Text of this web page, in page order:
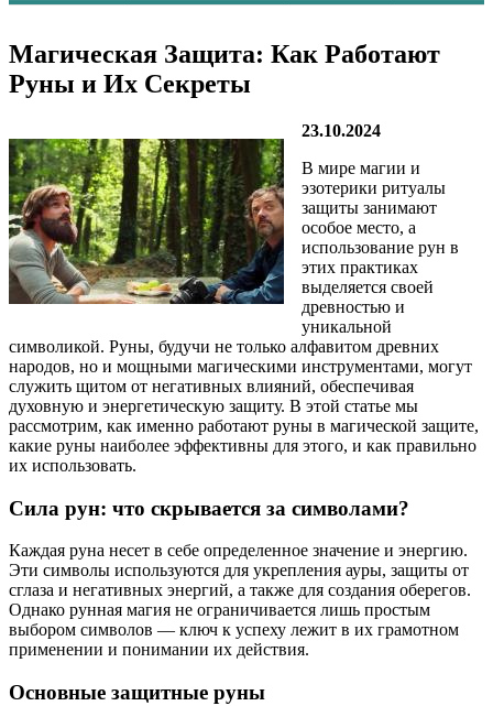
Магическая Защита: Как Работают
Руны и Их Секреты
23.10.2024
В мире магии и
эзотерики ритуалы
защиты занимают
особое место, а
использование рун в
этих практиках
выделяется своей
древностью и
уникальной
символикой. Руны, будучи не только алфавитом древних
народов, но и мощными магическими инструментами, могут
служить щитом от негативных влияний, обеспечивая
духовную и энергетическую защиту. В этой статье мы
рассмотрим, как именно работают руны в магической защите,
какие руны наиболее эффективны для этого, и как правильно
их использовать.
Сила рун: что скрывается за символами?
Каждая руна несет в себе определенное значение и энергию.
Эти символы используются для укрепления ауры, защиты от
сглаза и негативных энергий, а также для создания оберегов.
Однако рунная магия не ограничивается лишь простым
выбором символов — ключ к успеху лежит в их грамотном
применении и понимании их действия.
Основные защитные руны